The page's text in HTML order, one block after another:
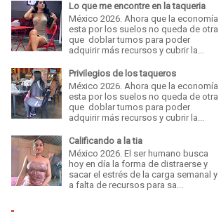
Lo que me encontre en la taqueria
México 2026. Ahora que la economía
esta por los suelos no queda de otra
que doblar turnos para poder
adquirir más recursos y cubrir la...
Privilegios de los taqueros
México 2026. Ahora que la economía
esta por los suelos no queda de otra
que doblar turnos para poder
adquirir más recursos y cubrir la...
Calificando a la tia
México 2026. El ser humano busca
hoy en día la forma de distraerse y
sacar el estrés de la carga semanal y
a falta de recursos para sa...